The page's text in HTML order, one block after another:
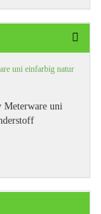
Meterware uni